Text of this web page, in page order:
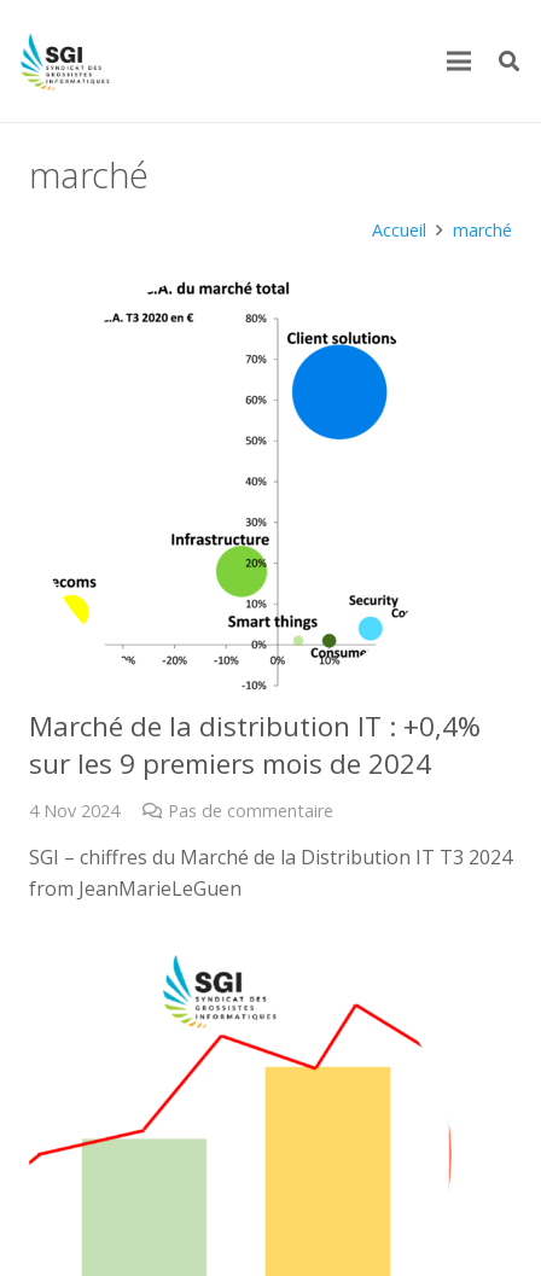
marché
Accueil marché
Marché de la distribution IT : +0,4%
sur les 9 premiers mois de 2024
4 Nov 2024 Pas de commentaire
SGI – chiffres du Marché de la Distribution IT T3 2024
from JeanMarieLeGuen